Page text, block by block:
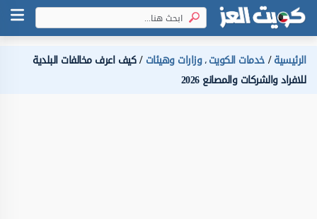
الرئيسية خدمات الكويت،وزارات وهيئات كيف اعرف مخالفات البلدية
للافراد والشركات والمصانع 2026